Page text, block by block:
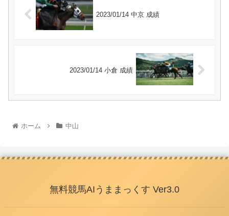
2023/01/14 中京 成績
2023/01/14 小倉 成績
ホーム 中山
無料競馬AIうままっくす Ver3.0